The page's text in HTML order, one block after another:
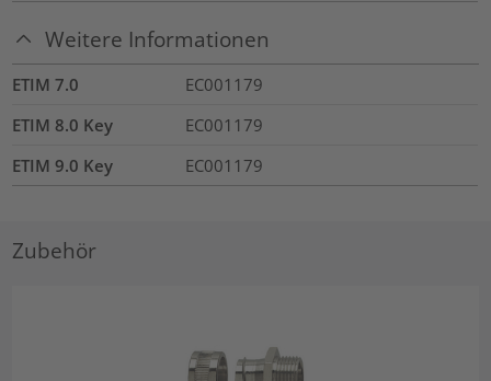
Weitere Informationen
ETIM 7.0
EC001179
ETIM 8.0 Key
EC001179
ETIM 9.0 Key
EC001179
Zubehör